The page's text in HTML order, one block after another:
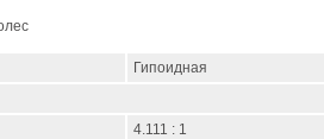
Гипоидная
4.111 : 1